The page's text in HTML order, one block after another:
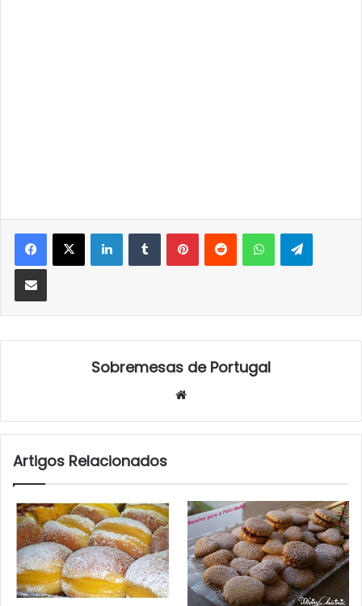
LinkedInTumblrPinterestReddit WhatsApp
Partilhar Via Email
Sobremesas de Portugal
Artigos Relacionados